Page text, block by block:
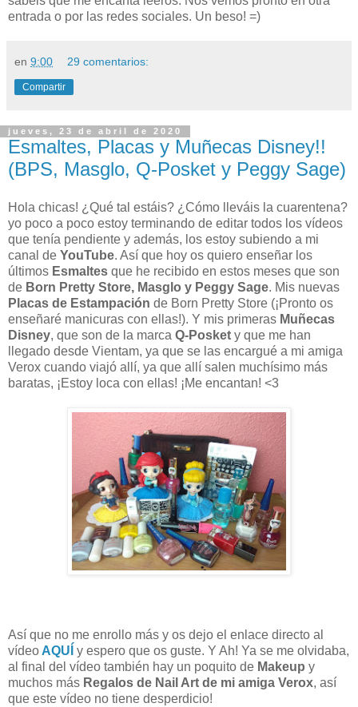
entrada o por las redes sociales. Un beso! =)
en 9:00 29 comentarios:
Compartir
jueves, 23 de abril de 2020
Esmaltes, Placas y Muñecas Disney!!
(BPS, Masglo, Q-Posket y Peggy Sage)
Hola chicas! ¿Qué tal estáis? ¿Cómo lleváis la cuarentena?
yo poco a poco estoy terminando de editar todos los vídeos
que tenía pendiente y además, los estoy subiendo a mi
canal de YouTube. Así que hoy os quiero enseñar los
últimos Esmaltes que he recibido en estos meses que son
de Born Pretty Store, Masglo y Peggy Sage. Mis nuevas
Placas de Estampación de Born Pretty Store (¡Pronto os
enseñaré manicuras con ellas!). Y mis primeras Muñecas
Disney, que son de la marca Q-Posket y que me han
llegado desde Vientam, ya que se las encargué a mi amiga
Verox cuando viajó allí, ya que allí salen muchísimo más
baratas, ¡Estoy loca con ellas! ¡Me encantan! <3
Así que no me enrollo más y os dejo el enlace directo al
vídeo AQUÍ y espero que os guste. Y Ah! Ya se me olvidaba,
al final del vídeo también hay un poquito de Makeup y
muchos más Regalos de Nail Art de mi amiga Verox, así
que este vídeo no tiene desperdicio!